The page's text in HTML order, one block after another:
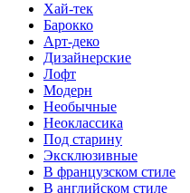
Хай-тек
Барокко
Арт-деко
Дизайнерские
Лофт
Модерн
Необычные
Неоклассика
Под старину
Эксклюзивные
В французском стиле
В английском стиле